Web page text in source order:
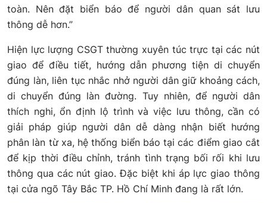
toàn. Nên đặt biển báo để người dân quan sát lưu
thông dễ hơn.”
Hiện lực lượng CSGT thường xuyên túc trực tại các nút
giao để điều tiết, hướng dẫn phương tiện di chuyển
đúng làn, liên tục nhắc nhở người dân giữ khoảng cách,
di chuyển đúng làn đường. Tuy nhiên, để người dân
thích nghi, ổn định lộ trình và việc lưu thông, cần có
giải pháp giúp người dân dễ dàng nhận biết hướng
phân làn từ xa, hệ thống biển báo tại các điểm giao cắt
để kịp thời điều chỉnh, tránh tình trạng bối rối khi lưu
thông qua các nút giao. Đặc biệt khi áp lực giao thông
tại cửa ngõ Tây Bắc TP. Hồ Chí Minh đang là rất lớn.